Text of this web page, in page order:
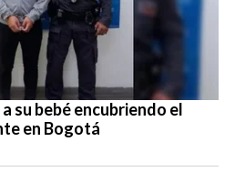
su bebé encubriendo el
en Bogotá